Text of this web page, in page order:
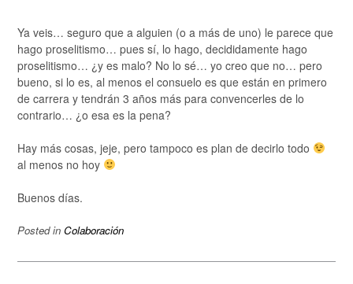
Ya veis… seguro que a alguien (o a más de uno) le parece que
hago proselitismo… pues sí, lo hago, decididamente hago
proselitismo… ¿y es malo? No lo sé… yo creo que no… pero
bueno, si lo es, al menos el consuelo es que están en primero
de carrera y tendrán 3 años más para convencerles de lo
contrario… ¿o esa es la pena?
Hay más cosas, jeje, pero tampoco es plan de decirlo todo
al menos no hoy
Buenos días.
Posted in Colaboración